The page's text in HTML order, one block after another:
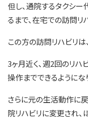
但し、通院するタクシ
るまで、在宅での訪問リ
この方の訪問リハビリは
3ヶ月近く、週2回のリ
操作までできるようにな
さらに元の生活動作に
院リハビリに変更され、